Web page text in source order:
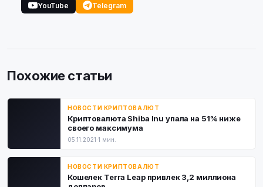
YouTube Telegram
Похожие статьи
НОВОСТИ КРИПТОВАЛЮТ
Криптовалюта Shiba Inu упала на 51% ниже
своего максимума
05.11.2021·1 мин.
НОВОСТИ КРИПТОВАЛЮТ
Кошелек Terra Leap привлек 3,2 миллиона